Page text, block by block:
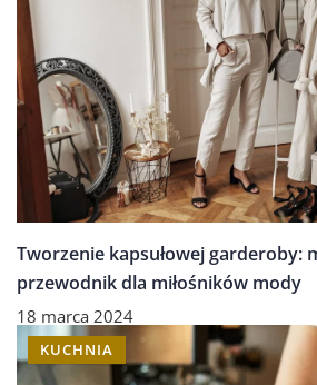
Tworzenie kapsułowej garderoby:
przewodnik dla miłośników mody
18 marca 2024
KUCHNIA